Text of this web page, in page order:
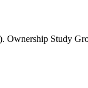
Ownership Study